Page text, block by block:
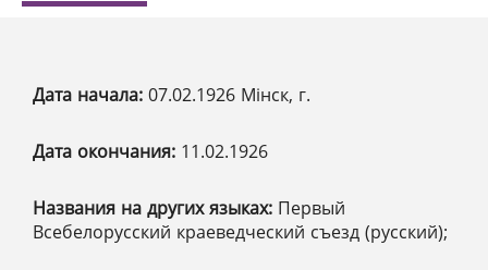
Дата начала: 07.02.1926 Мінск, г.
Дата окончания: 11.02.1926
Названия на других языках: Первый
Всебелорусский краеведческий съезд (русский);